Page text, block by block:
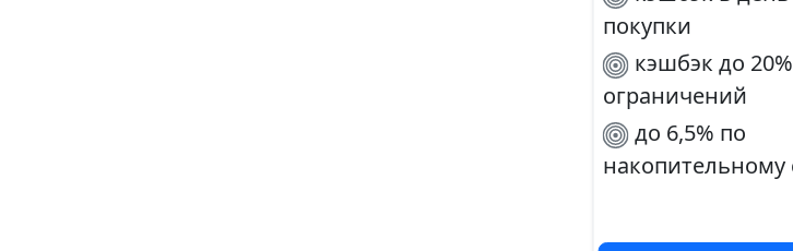
покупки
кэшбэк до
ограничений
до 6,5% по
накопительному